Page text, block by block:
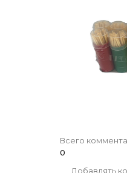
Всего
0
Добавлять